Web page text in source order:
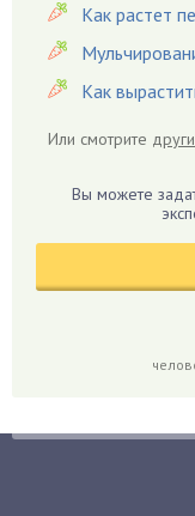
Георгины
Герань
Гиацинт
Гиппеаструм
Годжи
Голубика
Как растет
Как
Или смотрите
Вы можете